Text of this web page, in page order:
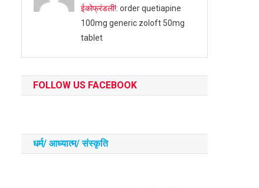
ईकोफ्रंडली!: order quetiapine
100mg generic zoloft 50mg
tablet
FOLLOW US FACEBOOK
धर्म/ आध्‍यात्‍म/ संस्‍कृति